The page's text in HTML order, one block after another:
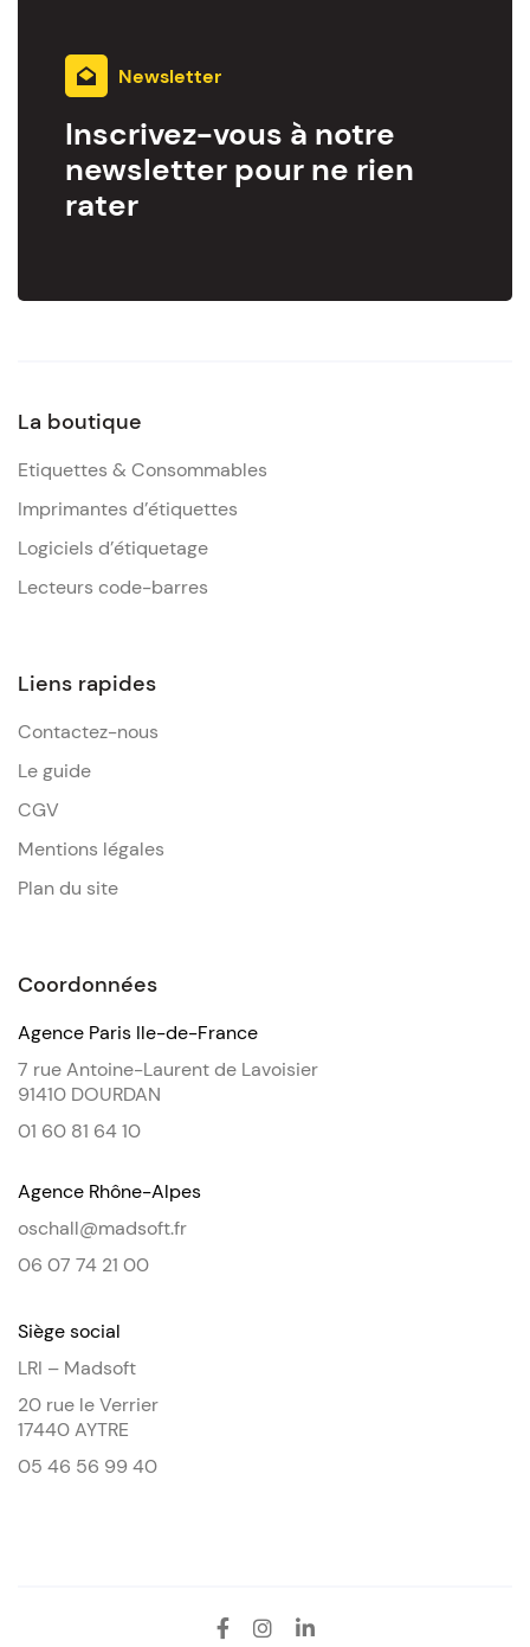
Newsletter
Inscrivez-vous à notre
newsletter pour ne rien
rater
La boutique
Etiquettes & Consommables
Imprimantes d’étiquettes
Logiciels d’étiquetage
Lecteurs code-barres
Liens rapides
Contactez-nous
Le guide
CGV
Mentions légales
Plan du site
Coordonnées
Agence Paris Ile-de-France
7 rue Antoine-Laurent de Lavoisier
91410 DOURDAN
01 60 81 64 10
Agence Rhône-Alpes
oschall@madsoft.fr
06 07 74 21 00
Siège social
LRI – Madsoft
20 rue le Verrier
17440 AYTRE
05 46 56 99 40